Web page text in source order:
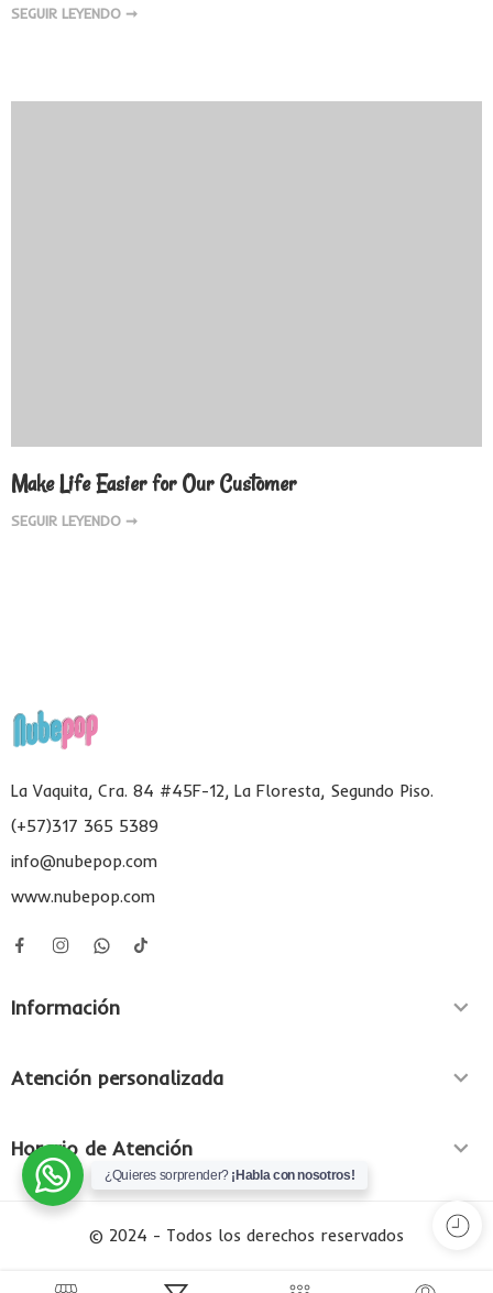
SEGUIR LEYENDO ➞
Make Life Easier for Our Customer
SEGUIR LEYENDO ➞
La Vaquita, Cra. 84 #45F-12, La Floresta, Segundo Piso.
(+57)317 365 5389
info@nubepop.com
www.nubepop.com
Información
Atención personalizada
Horario de Atención
© 2024 - Todos los derechos reservados
¿Quieres sorprender? ¡Habla con nosotros!